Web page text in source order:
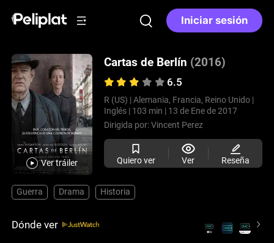
Iniciar sesión
Ver tráiler
Cartas de Berlín (2016)
6.5
R (US) | Alemania, Francia, Reino Unido |
Inglés | 103 min | 13 de Ene de 2017
Dirigida por:Vincent Perez
Quiero ver Ver Reseña
Guerra Drama Historia
Dónde ver